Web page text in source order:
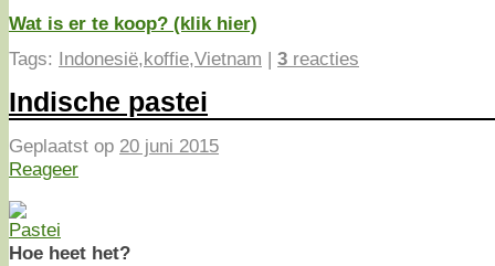
Wat is er te koop? (klik hier)
Tags: Indonesië,koffie,Vietnam | 3 reacties
Indische pastei
Geplaatst op 20 juni 2015
Reageer
Hoe heet het?